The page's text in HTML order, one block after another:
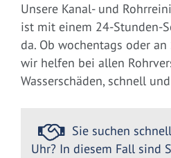
Unsere Kanal- und
ist mit einem 24-Stunden-
da. Ob wochentags oder
wir helfen bei allen
Wasserschäden, schnell
Sie suchen
Uhr? In diesem Fall sind